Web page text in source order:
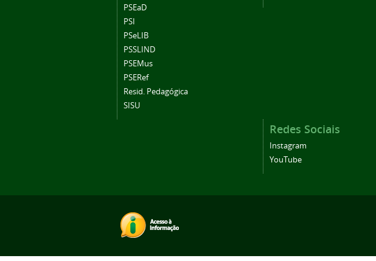
PSEaD
PSI
PSeLIB
PSSLIND
PSEMus
PSERef
Resid. Pedagógica
SISU
Redes Sociais
Instagram
YouTube